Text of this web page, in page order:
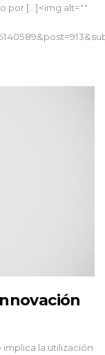
por […]<img alt=""
la utilización